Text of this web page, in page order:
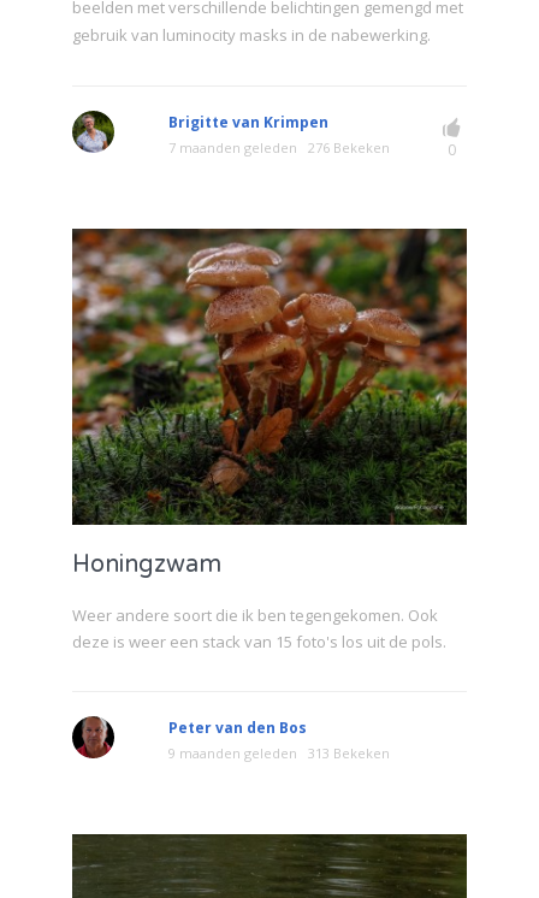
beelden met verschillende belichtingen gemengd met
gebruik van luminocity masks in de nabewerking.
Brigitte van Krimpen
7 maanden geleden 276 Bekeken 0
Honingzwam
Weer andere soort die ik ben tegengekomen. Ook
deze is weer een stack van 15 foto's los uit de pols.
Peter van den Bos
9 maanden geleden 313 Bekeken